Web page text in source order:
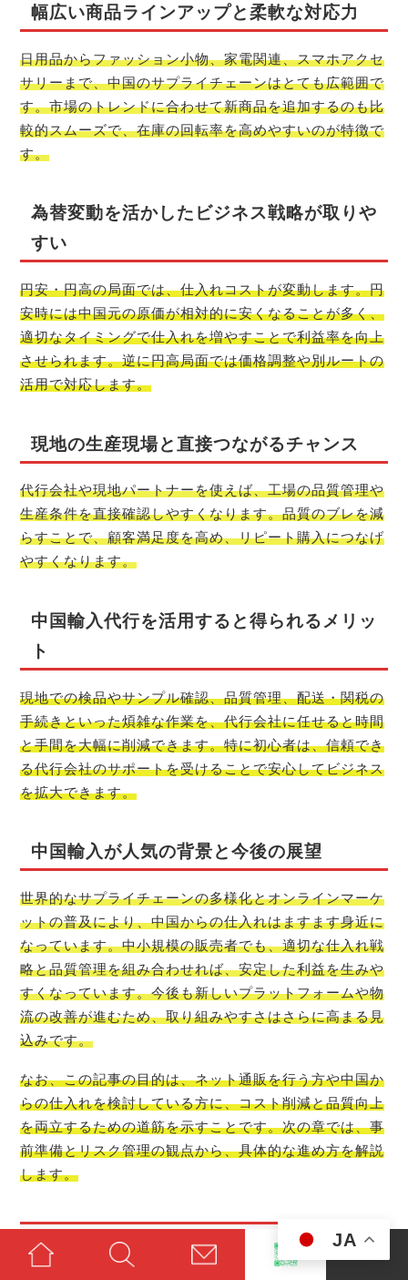
幅広い商品ラインアップと柔軟な対応力
日用品からファッション小物、家電関連、スマホアクセ
サリーまで、中国のサプライチェーンはとても広範囲で
す。市場のトレンドに合わせて新商品を追加するのも比
較的スムーズで、在庫の回転率を高めやすいのが特徴で
す。
為替変動を活かしたビジネス戦略が取りや
すい
円安・円高の局面では、仕入れコストが変動します。円
安時には中国元の原価が相対的に安くなることが多く、
適切なタイミングで仕入れを増やすことで利益率を向上
させられます。逆に円高局面では価格調整や別ルートの
活用で対応します。
現地の生産現場と直接つながるチャンス
代行会社や現地パートナーを使えば、工場の品質管理や
生産条件を直接確認しやすくなります。品質のブレを減
らすことで、顧客満足度を高め、リピート購入につなげ
やすくなります。
中国輸入代行を活用すると得られるメリッ
ト
現地での検品やサンプル確認、品質管理、配送・関税の
手続きといった煩雑な作業を、代行会社に任せると時間
と手間を大幅に削減できます。特に初心者は、信頼でき
る代行会社のサポートを受けることで安心してビジネス
を拡大できます。
中国輸入が人気の背景と今後の展望
世界的なサプライチェーンの多様化とオンラインマーケ
ットの普及により、中国からの仕入れはますます身近に
なっています。中小規模の販売者でも、適切な仕入れ戦
略と品質管理を組み合わせれば、安定した利益を生みや
すくなっています。今後も新しいプラットフォームや物
流の改善が進むため、取り組みやすさはさらに高まる見
込みです。
なお、この記事の目的は、ネット通販を行う方や中国か
らの仕入れを検討している方に、コスト削減と品質向上
を両立するための道筋を示すことです。次の章では、事
前準備とリスク管理の観点から、具体的な進め方を解説
します。
円安の時は売価に転嫁することで利
JA